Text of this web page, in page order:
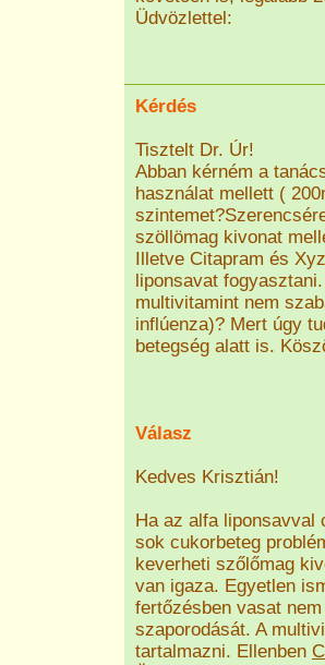
Üdvözlettel:
Kérdés
Tisztelt Dr. Úr!
Abban kérném a
használat mellett (
szöllömag kivonat
Illetve Citapram és
liponsavat
multivitamint nem
inflúenza)? Mert úgy
betegség alatt is.
Válasz
Kedves Krisztián!
Ha az alfa liponsavval
sok cukorbeteg
keverheti szőlőmag
van igaza. Egyetlen
fertőzésben vasat
szaporodását. A
tartalmazni. Ellenben